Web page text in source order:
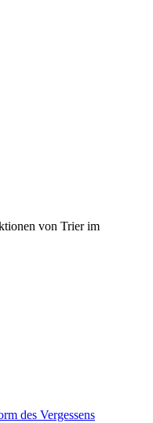
von Trier im
des Vergessens